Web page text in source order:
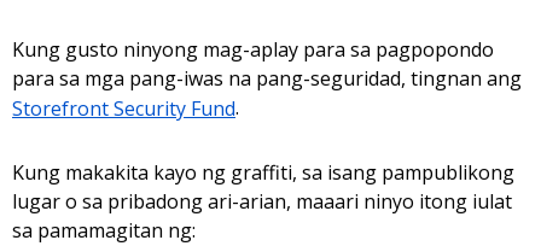
Kung gusto ninyong mag-aplay para sa pagpopondo
para sa mga pang-iwas na pang-seguridad, tingnan ang
Storefront Security Fund.
Kung makakita kayo ng graffiti, sa isang pampublikong
lugar o sa pribadong ari-arian, maaari ninyo itong iulat
sa pamamagitan ng: